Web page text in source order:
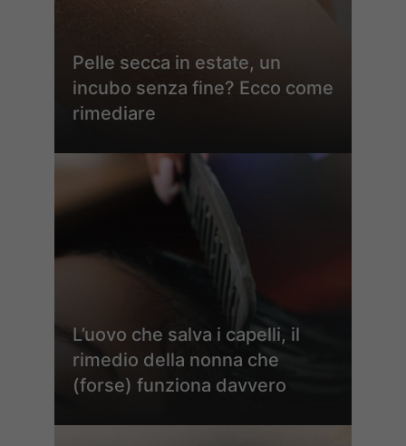
Pelle secca in estate, un
incubo senza fine? Ecco come
rimediare
L’uovo che salva i capelli, il
rimedio della nonna che
(forse) funziona davvero